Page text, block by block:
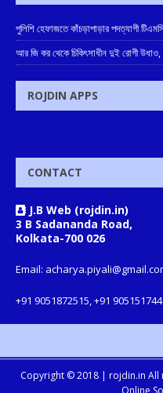
পুলিশি হেফাজতে কাঁচড়াপাড়ার পদত্যাগী
আর জি কর থেকে চিকিৎসাধীন দুই রোগী উধাও,
ROJDIN APPS
CONTACT
J.B Web (rojdin.in)
3 B Sadananda Road,
Kolkata-700 026
Email:
+91 9051872515, +91
Copyright © 2018 | rojdin.in All